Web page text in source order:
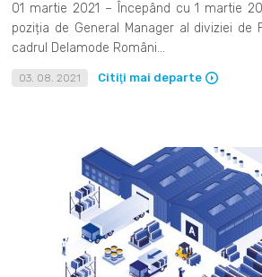
01 martie 2021 – Începând cu 1 martie
poziția de General Manager al diviziei de
cadrul Delamode Români...
03. 08. 2021 Citiţi mai departe